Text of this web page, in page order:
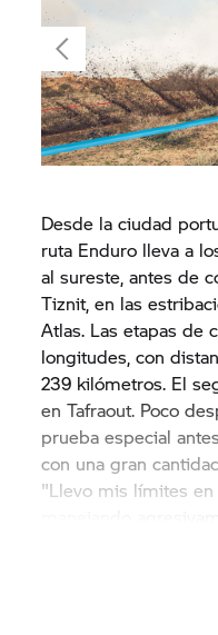
Desde la ciudad
ruta Enduro lleva a
al sureste, antes de
Tiznit, en las
Atlas. Las etapas de
longitudes, con
239 kilómetros. El
en Tafraout. Poco
prueba especial
con una gran
"Llevo mis límites
mi máquina. Luego